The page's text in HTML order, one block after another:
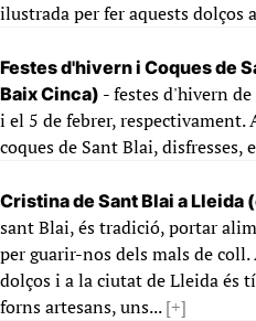
ilustrada per fer aquests dolços
Festes d'hivern i Coques de
Baix Cinca) - festes d'hivern
i el 5 de febrer, respectivament.
coques de Sant Blai, disfresses,
Cristina de Sant Blai a Lleida
sant Blai, és tradició, portar
per guarir-nos dels mals de
dolços i a la ciutat de Lleida és
forns artesans, uns...[+]